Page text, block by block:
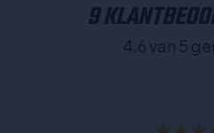
9
4.6 van 5